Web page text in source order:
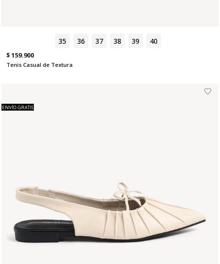
35 36 37 38 39 40
$ 159.900
Tenis Casual de Textura
ENVÍO GRATIS